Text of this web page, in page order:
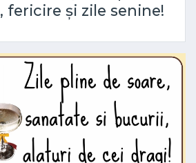
fericire și zile senine!